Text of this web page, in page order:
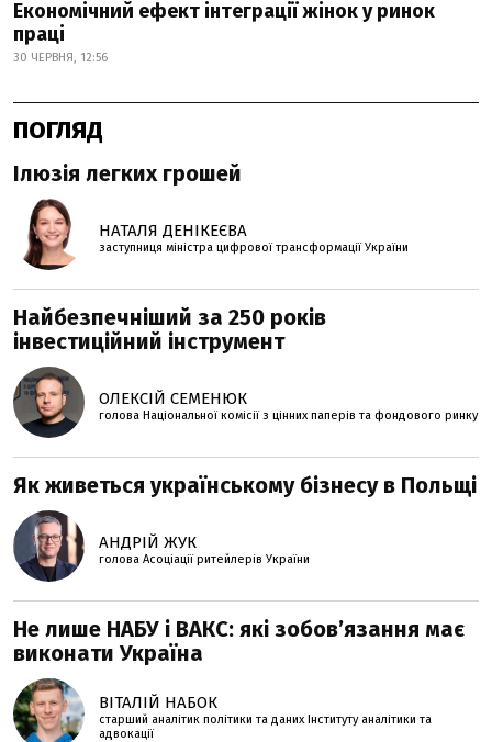
Економічний ефект інтеграції жінок у ринок
праці
30 ЧЕРВНЯ, 12:56
ПОГЛЯД
Ілюзія легких грошей
НАТАЛЯ ДЕНІКЕЄВА
заступниця міністра цифрової трансформації України
Найбезпечніший за 250 років
інвестиційний інструмент
ОЛЕКСІЙ СЕМЕНЮК
голова Національної комісії з цінних паперів та фондового ринку
Як живеться українському бізнесу в Польщі
АНДРІЙ ЖУК
голова Асоціації ритейлерів України
Не лише НАБУ і ВАКС: які зобов’язання має
виконати Україна
ВІТАЛІЙ НАБОК
старший аналітик політики та даних Інституту аналітики та
адвокації